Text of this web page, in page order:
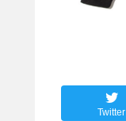
Twitter